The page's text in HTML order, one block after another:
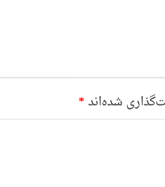
شده‌اند*